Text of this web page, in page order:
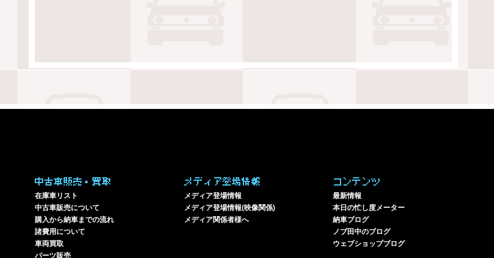
中古車販売・買取
在庫車リスト
中古車販売について
購入から納車までの流れ
諸費用について
車両買取
パーツ販売
メディア登場情報
メディア登場情報
メディア登場情報(映像関係)
メディア関係者様へ
コンテンツ
最新情報
本日の忙し度メーター
納車ブログ
ノブ田中のブログ
ウェブショップブログ